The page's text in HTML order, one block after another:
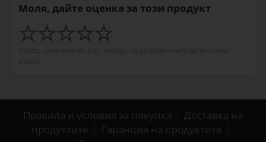
Моля, дайте оценка за този продукт
Правила и условия за покупка
Доставка на
продуктите
Гаранция на продуктите